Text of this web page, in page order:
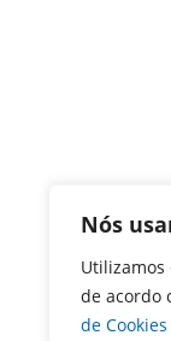
Nós
Utilizamos
de acordo
de Cookies